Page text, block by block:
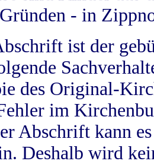
- in
ist der
des Original-
im
Abschrift kann
Deshalb wird